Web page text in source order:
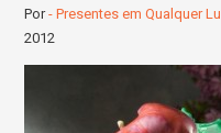
Por- Presentes em Qualquer
2012